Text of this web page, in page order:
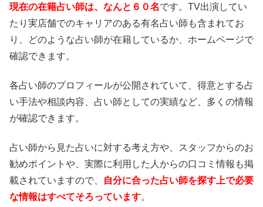
現在の在籍占い師は、なんと６０名です。TV出演してい
たり実店舗でのキャリアのある有名占い師も含まれてお
り、どのような占い師が在籍しているか、ホームページで
確認できます。
各占い師のプロフィールが公開されていて、得意とする占
い手法や相談内容、占い師としての実績など、多くの情報
が確認できます。
占い師から見た占いに対する考え方や、スタッフからのお
勧めポイントや、実際に利用した人からの口コミ情報も掲
載されていますので、
自分に合った占い師を探す上で必要
な情報はすべてそろっています。